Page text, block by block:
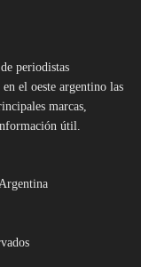
periodistas
el oeste argentino las
marcas,
útil.